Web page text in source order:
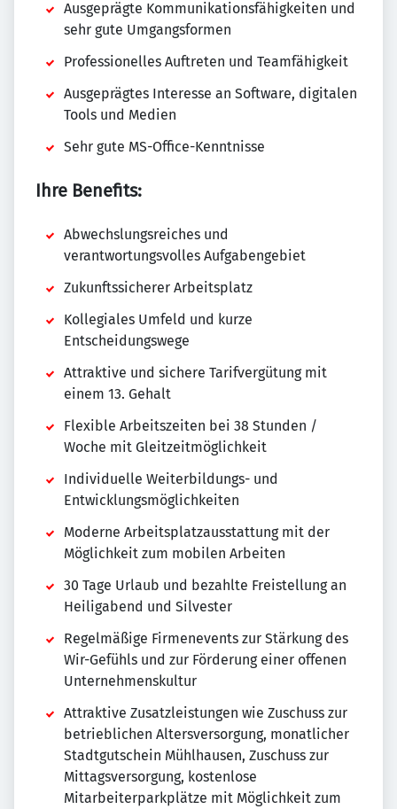
Ausgeprägte Kommunikationsfähigkeiten und
sehr gute Umgangsformen
Professionelles Auftreten und Teamfähigkeit
Ausgeprägtes Interesse an Software, digitalen
Tools und Medien
Sehr gute MS-Office-Kenntnisse
Ihre Benefits:
Abwechslungsreiches und
verantwortungsvolles Aufgabengebiet
Zukunftssicherer Arbeitsplatz
Kollegiales Umfeld und kurze
Entscheidungswege
Attraktive und sichere Tarifvergütung mit
einem 13. Gehalt
Flexible Arbeitszeiten bei 38 Stunden /
Woche mit Gleitzeitmöglichkeit
Individuelle Weiterbildungs- und
Entwicklungsmöglichkeiten
Moderne Arbeitsplatzausstattung mit der
Möglichkeit zum mobilen Arbeiten
30 Tage Urlaub und bezahlte Freistellung an
Heiligabend und Silvester
Regelmäßige Firmenevents zur Stärkung des
Wir-Gefühls und zur Förderung einer offenen
Unternehmenskultur
Attraktive Zusatzleistungen wie Zuschuss zur
betrieblichen Altersversorgung, monatlicher
Stadtgutschein Mühlhausen, Zuschuss zur
Mittagsversorgung, kostenlose
Mitarbeiterparkplätze mit Möglichkeit zum